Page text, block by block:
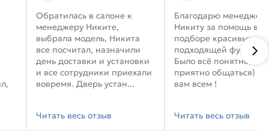
Обратилась в салоне к
менеджеру Никите,
выбрала модель, Никита
все посчитал, назначили
день доставки и установки
и все сотрудники приехали
вовремя. Дверь устан...
Читать весь отзыв
Благодарю
Никиту за помощь в
подборе красивых
подходящей
Было всё понятно, и
приятно общаться)
вам всем !
Читать весь отзыв